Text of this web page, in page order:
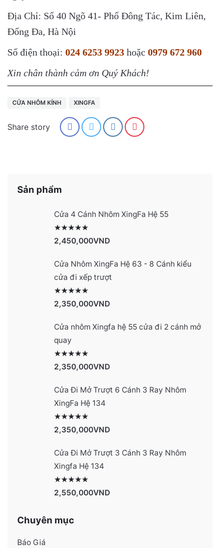
Địa Chỉ: Số 40 Ngõ 41- Phố Đông Tác, Kim Liên,
Đống Đa, Hà Nội
Số điện thoại: 024 6253 9923 hoặc 0979 672 960
Xin chân thành cảm ơn Quý Khách!
CỬA NHÔM KÍNH XINGFA
Share story
Sản phẩm
Cửa 4 Cánh Nhôm XingFa Hệ 55
2,450,000VND
Cửa Nhôm XingFa Hệ 63 - 8 Cánh kiểu
cửa đi xếp trượt
2,350,000VND
Cửa nhôm Xingfa hệ 55 cửa đi 2 cánh mở
quay
2,350,000VND
Cửa Đi Mở Trượt 6 Cánh 3 Ray Nhôm
XingFa Hệ 134
2,350,000VND
Cửa Đi Mở Trượt 3 Cánh 3 Ray Nhôm
Xingfa Hệ 134
2,550,000VND
Chuyên mục
Báo Giá